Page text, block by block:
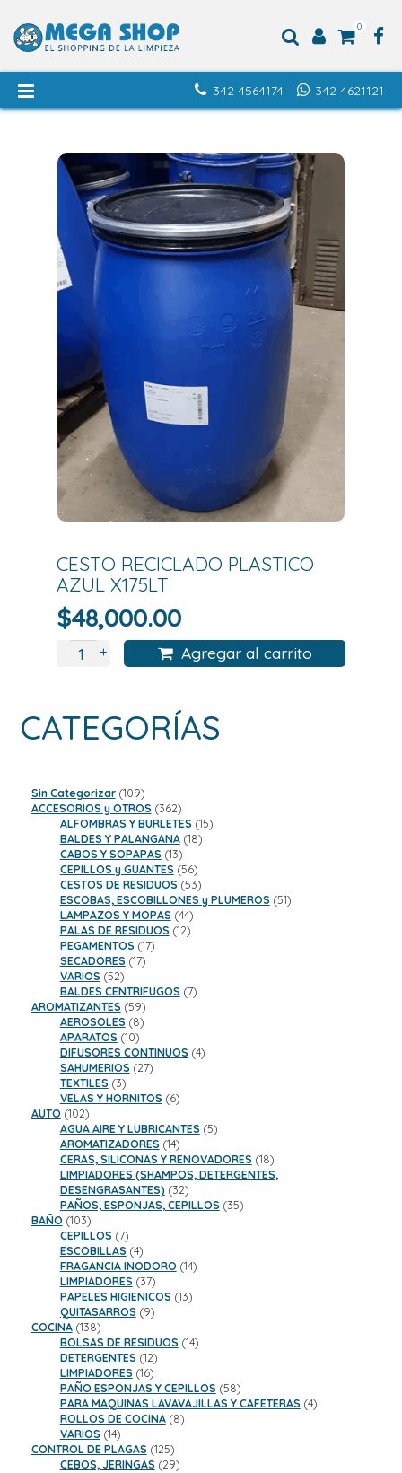
0
342 4621121
342 4564174
CESTO RECICLADO PLASTICO
AZUL X175LT
$48,000.00
- + Agregar al carrito
CATEGORÍAS
Sin Categorizar 109109
productos
ACCESORIOS y OTROS 362362
productos
ALFOMBRAS Y BURLETES 1515
BALDES Y PALANGANA 1818
CABOS Y SOPAPAS 1313
productos
CEPILLOS y GUANTES 5656
productos
CESTOS DE RESIDUOS 5353
productos
ESCOBAS, ESCOBILLONES y PLUMEROS 5151
LAMPAZOS Y MOPAS 4444
productos
PALAS DE RESIDUOS 1212
PEGAMENTOS 1717
SECADORES 1717
VARIOS 5252
productos
BALDES CENTRIFUGOS 77
AROMATIZANTES 5959
productos
AEROSOLES 88
productos
APARATOS 1010
productos
DIFUSORES CONTINUOS 44
SAHUMERIOS 2727
TEXTILES 33
productos
VELAS Y HORNITOS 66
AUTO 102102
productos
AGUA AIRE Y LUBRICANTES 55
AROMATIZADORES 1414
productos
CERAS, SILICONAS Y RENOVADORES 1818
productos
LIMPIADORES (SHAMPOS, DETERGENTES,
DESENGRASANTES) 3232
productos
PAÑOS, ESPONJAS, CEPILLOS 3535
BAÑO 103103
productos
CEPILLOS 77
productos
ESCOBILLAS 44
productos
FRAGANCIA INODORO 1414
LIMPIADORES 3737
productos
PAPELES HIGIENICOS 1313
QUITASARROS 99
COCINA 138138
productos
BOLSAS DE RESIDUOS 1414
DETERGENTES 1212
productos
LIMPIADORES 1616
productos
PAÑO ESPONJAS Y CEPILLOS 5858
productos
PARA MAQUINAS LAVAVAJILLAS Y CAFETERAS 44
ROLLOS DE COCINA 88
VARIOS 1414
productos
CONTROL DE PLAGAS 125125
productos
CEBOS, JERINGAS 2929